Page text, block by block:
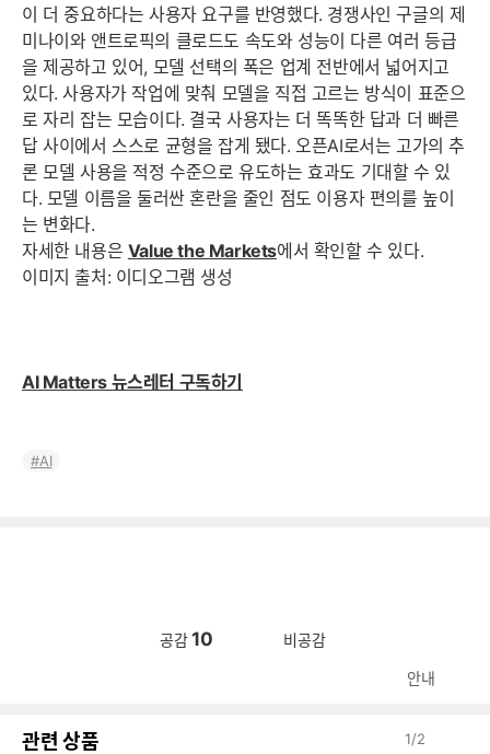
이 더 중요하다는 사용자 요구를 반영했다. 경쟁사인 구글의 제
미나이와 앤트로픽의 클로드도 속도와 성능이 다른 여러 등급
을 제공하고 있어, 모델 선택의 폭은 업계 전반에서 넓어지고
있다. 사용자가 작업에 맞춰 모델을 직접 고르는 방식이 표준으
로 자리 잡는 모습이다. 결국 사용자는 더 똑똑한 답과 더 빠른
답 사이에서 스스로 균형을 잡게 됐다. 오픈AI로서는 고가의 추
론 모델 사용을 적정 수준으로 유도하는 효과도 기대할 수 있
다. 모델 이름을 둘러싼 혼란을 줄인 점도 이용자 편의를 높이
는 변화다.
자세한 내용은 Value the Markets에서 확인할 수 있다.
이미지 출처: 이디오그램 생성
AI Matters 뉴스레터 구독하기
AI
공감 10 비공감
안내
관련 상품 1/2